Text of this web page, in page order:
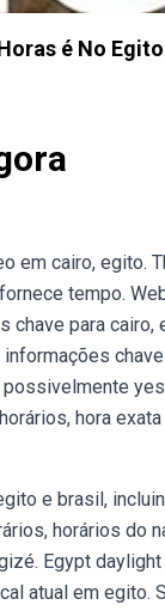
é No
em cairo, egito.
tempo.
para cairo,
hora
e brasil,
horários do
Egypt
atual em egito.